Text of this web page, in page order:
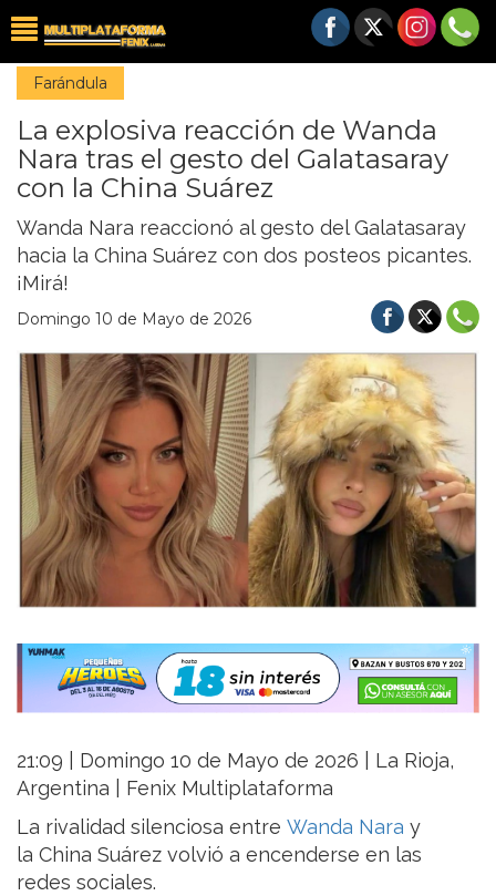
Farándula
La explosiva reacción de Wanda
Nara tras el gesto del Galatasaray
con la China Suárez
Wanda Nara reaccionó al gesto del Galatasaray
hacia la China Suárez con dos posteos picantes.
¡Mirá!
Domingo 10 de Mayo de 2026
21:09 | Domingo 10 de Mayo de 2026 | La Rioja,
Argentina | Fenix Multiplataforma
La rivalidad silenciosa entre Wanda Nara y
la China Suárez volvió a encenderse en las
redes sociales.